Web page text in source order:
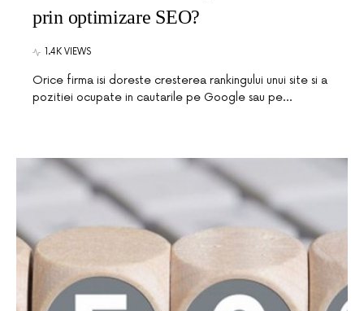
prin optimizare SEO?
1.4K VIEWS
Orice firma isi doreste cresterea rankingului unui site si a
pozitiei ocupate in cautarile pe Google sau pe…